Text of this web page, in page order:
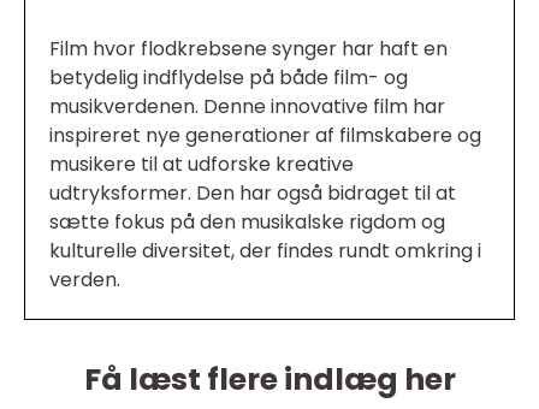
Film hvor flodkrebsene synger har haft en
betydelig indflydelse på både film- og
musikverdenen. Denne innovative film har
inspireret nye generationer af filmskabere og
musikere til at udforske kreative
udtryksformer. Den har også bidraget til at
sætte fokus på den musikalske rigdom og
kulturelle diversitet, der findes rundt omkring i
verden.
Få læst flere indlæg her